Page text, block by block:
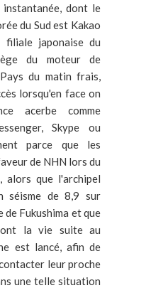
instantanée, dont le
du Sud est Kakao
japonaise du
du moteur de
du matin frais,
lorsqu'en face on
acerbe comme
Skype ou
parce que les
de NHN lors du
alors que l'archipel
séisme de 8,9 sur
de Fukushima et que
la vie suite au
est lancé, afin de
leur proche
une telle situation